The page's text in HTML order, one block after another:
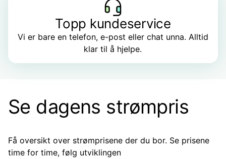
Topp kundeservice
Vi er bare en telefon, e-post eller chat unna. Alltid
klar til å hjelpe.
Se dagens strømpris
Få oversikt over strømprisene der du bor. Se prisene
time for time, følg utviklingen